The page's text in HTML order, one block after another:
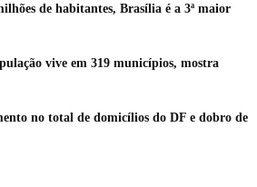
de habitantes, Brasília é a 3ª maior
vive em 319 municípios, mostra
no total de domicílios do DF e dobro de